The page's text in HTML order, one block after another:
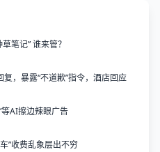
订就没房 虚假 “种草笔记” 谁来管？
，暴露“不道歉”指令，酒店回应
AI擦边辣眼广告
”收费乱象层出不穷